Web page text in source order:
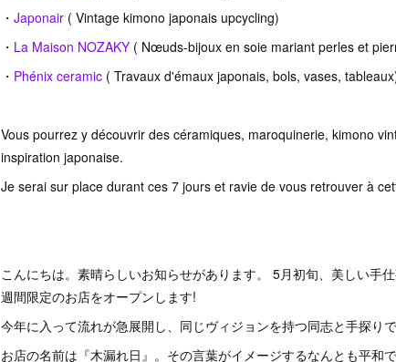
・ Japonair ( Vintage kimono japonais upcycling)
・ La Maison NOZAKY ( Nœuds-bijoux en soie mariant perles et
・ Phénix ceramic ( Travaux d'émaux japonais, bols, vases,
Vous pourrez y découvrir des céramiques, maroquinerie, kimono
inspiration japonaise.
Je serai sur place durant ces 7 jours et ravie de vous retrouver à
こんにちは。素晴らしいお知らせがあります。 5月初旬、美しい手
週間限定のお店をオープンします!
今年に入って流れが急展開し、同じヴィジョンを持つ同志と手探り
お店の名前は『木漏れ日』。その言葉がイメージするなんとも平和